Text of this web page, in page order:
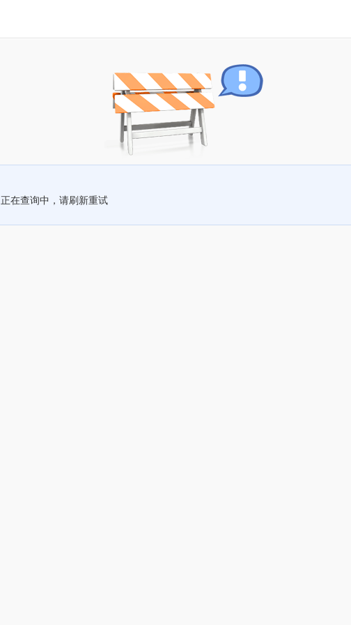
正在查询中，请刷新重试